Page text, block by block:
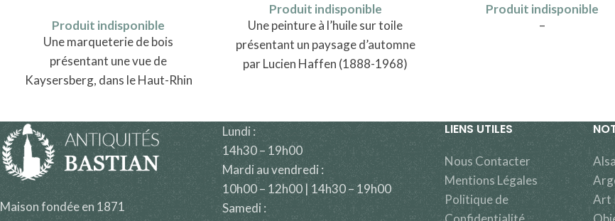
Produit indisponible
Une marqueterie de bois
présentant une vue de
Kaysersberg, dans le Haut-Rhin
Produit indisponible
Une peinture à l’huile sur toile
présentant un paysage d’automne
par Lucien Haffen (1888-1968)
Produit indisponible
–
Maison fondée en 1871
Lundi :
14h30 – 19h00
Mardi au vendredi :
10h00 – 12h00 | 14h30 – 19h00
Samedi :
LIENS UTILES
Nous Contacter
Mentions Légales
Politique de
Art